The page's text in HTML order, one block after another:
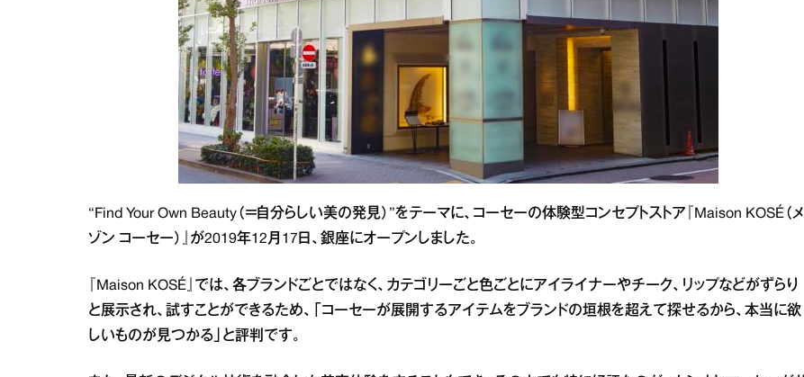
“Find Your Own Beauty（＝自分らしい美の発見）”をテーマに、コーセーの体験型コンセプトストア『Maison KOSÉ（メ
ゾン コーセー）』が2019年12月17日、銀座にオープンしました。
『Maison KOSÉ』では、各ブランドごとではなく、カテゴリーごと色ごとにアイライナーやチーク、リップなどがずらり
と展示され、試すことができるため、「コーセーが展開するアイテムをブランドの垣根を超えて探せるから、本当に欲
しいものが見つかる」と評判です。